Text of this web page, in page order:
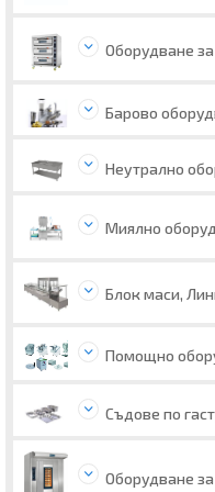
Оборудване
Барово
Неутрално
Миялно
Блок маси,
Помощно
Съдове по
Оборудване